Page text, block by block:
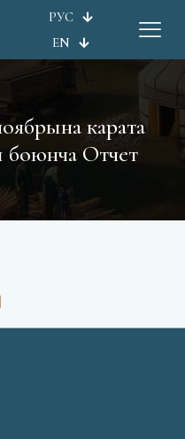
РУС
EN
карата
Отчет